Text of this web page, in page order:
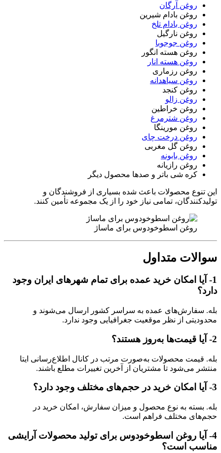
روغن آرگان
روغن بادام شیرین
روغن بادام تلخ
روغن نارگیل
روغن جوجوبا
روغن هسته انگور
روغن هسته انار
روغن رزماری
روغن سیاهدانه
روغن کنجد
روغن زالو
روغن خراطین
روغن شترمرغ
روغن مورینگا
روغن درخت چای
روغن گل مغربی
روغن بابونه
روغن رازیانه
کره شی باتر و صدها محصول دیگر
این تنوع محصولات باعث شده بسیاری از فروشندگان و
تولیدکنندگان، تمامی نیاز خود را از یک مجموعه تأمین کنند.
روغن اسطوخودوس برای ماساژ
سوالات متداول
1- آیا امکان خرید عمده برای تمام شهرهای ایران وجود
دارد؟
بله. سفارش‌های عمده به سراسر کشور ارسال می‌شوند و
محدودیتی از نظر موقعیت جغرافیایی وجود ندارد.
2- آیا قیمت‌ها به‌روز هستند؟
بله. قیمت محصولات به‌صورت مرتب در کانال اطلاع‌رسانی ایتا
منتشر می‌شود تا مشتریان از آخرین تغییرات مطلع باشند.
3- آیا امکان خرید در حجم‌های مختلف وجود دارد؟
بله. بسته به نوع محصول و میزان سفارش، امکان خرید در
حجم‌های مختلف فراهم است.
4- آیا روغن اسطوخودوس برای تولید محصولات آرایشی
مناسب است؟